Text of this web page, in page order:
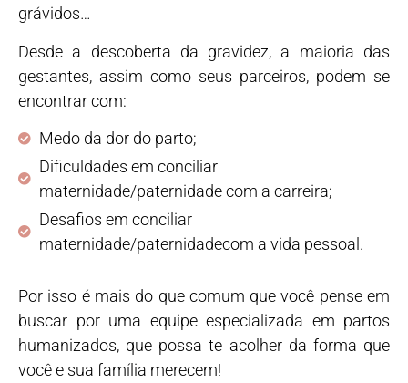
grávidos…
Desde a descoberta da gravidez, a maioria das
gestantes, assim como seus parceiros, podem se
encontrar com:
Medo da dor do parto;
Dificuldades em conciliar
maternidade/paternidade com a carreira;
Desafios em conciliar
maternidade/paternidadecom a vida pessoal.
Por isso é mais do que comum que você pense em
buscar por uma equipe especializada em partos
humanizados, que possa te acolher da forma que
você e sua família merecem!